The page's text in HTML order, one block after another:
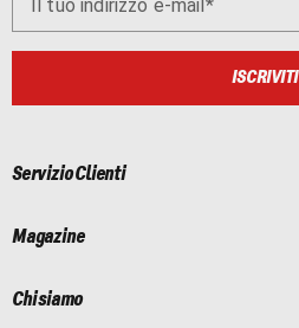
Il tuo indirizzo e-mail
ISCRIVITI
Servizio Clienti
Magazine
Chi siamo